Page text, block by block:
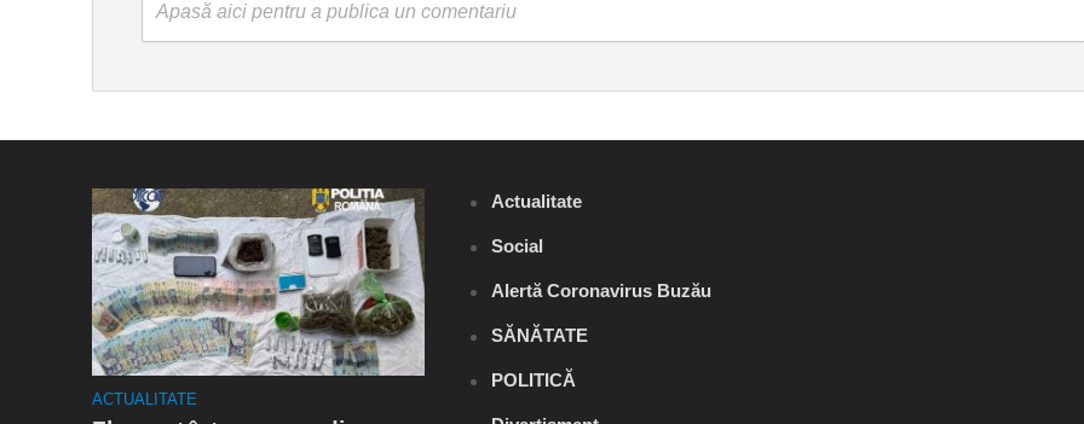
Apasă aici pentru a publica un comentariu
ACTUALITATE
Actualitate
Social
Alertă Coronavirus Buzău
SĂNĂTATE
POLITICĂ